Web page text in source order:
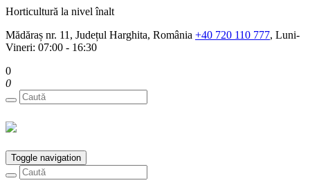
Horticultură la nivel înalt
Mădăraș nr. 11, Județul Harghita, România +40 720 110 777, Luni-
Vineri: 07:00 - 16:30
0
0
Toggle navigation